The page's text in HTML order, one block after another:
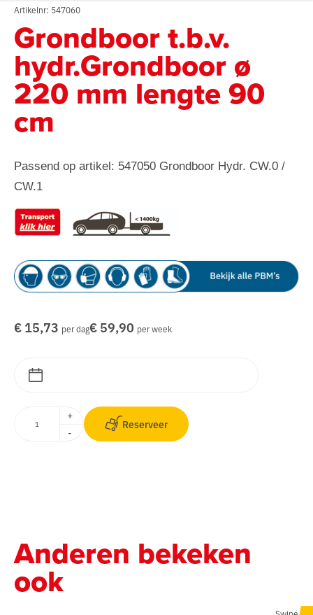
Artikelnr: 547060
Grondboor t.b.v.
hydr.Grondboor ø
220 mm lengte 90
cm
Passend op artikel: 547050 Grondboor Hydr. CW.0 /
CW.1
€ 15,73 per dag€ 59,90 per week
+
-
Reserveer
Anderen bekeken
ook